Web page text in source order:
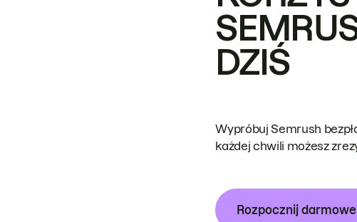
DZIŚ
Wypróbuj Semrush
każdej chwili możesz
Rozpocznij